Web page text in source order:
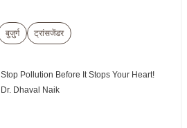
बुज़ुर्ग ट्रांसजेंडर
Stop Pollution Before It Stops Your Heart!
Dr. Dhaval Naik